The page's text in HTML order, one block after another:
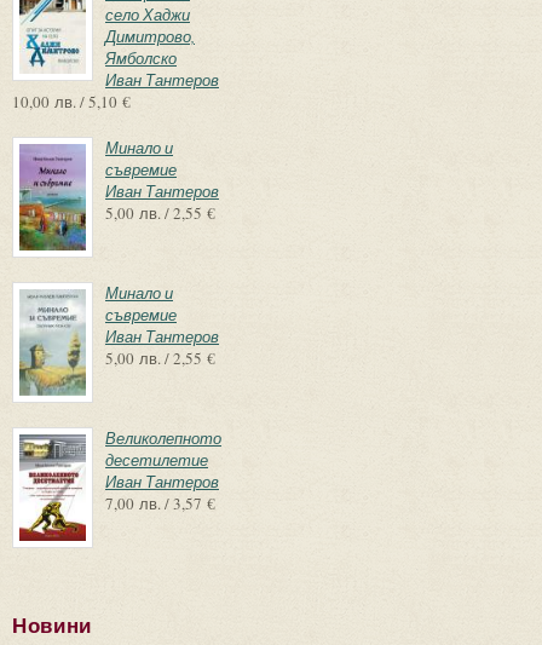
село Хаджи
Димитрово,
Ямболско
Иван Тантеров
10,00 лв. / 5,10 €
Минало и
съвремие
Иван Тантеров
5,00 лв. / 2,55 €
Минало и
съвремие
Иван Тантеров
5,00 лв. / 2,55 €
Великолепното
десетилетие
Иван Тантеров
7,00 лв. / 3,57 €
Новини